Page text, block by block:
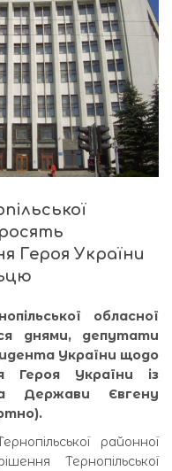
Героя України
обласної
днями, депутати
України щодо
Героя України із
Держави Євгену
районної
Тернопільської